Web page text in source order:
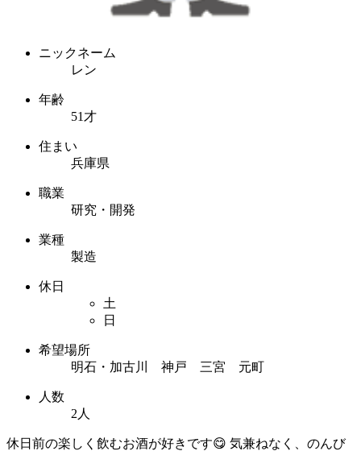
ニックネーム
レン
年齢
51才
住まい
兵庫県
職業
研究・開発
業種
製造
休日
土
日
希望場所
明石・加古川 神戸 三宮 元町
人数
2人
休日前の楽しく飲むお酒が好きです😋 気兼ねなく、のんび